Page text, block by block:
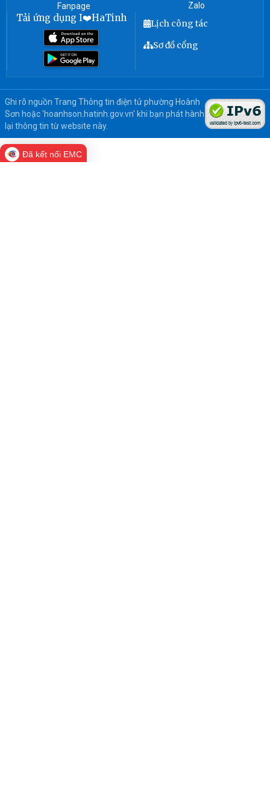
Fanpage Zalo
Tải ứng dụng I❤️HaTinh
Lịch công tác
Sơ đồ cổng
Ghi rõ nguồn Trang Thông tin điện tử phường Hoành
Sơn hoặc 'hoanhson.hatinh.gov.vn' khi bạn phát hành
lại thông tin từ website này.
Đã kết nối EMC